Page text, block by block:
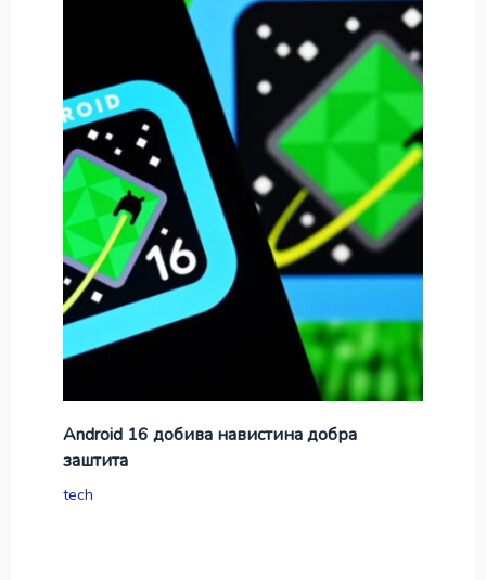
Android 16 добива навистина добра
заштита
tech